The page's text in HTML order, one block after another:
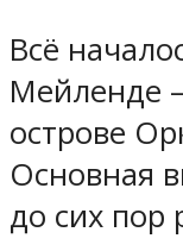
Всё
Мейленде
острове
Основная
до сих пор